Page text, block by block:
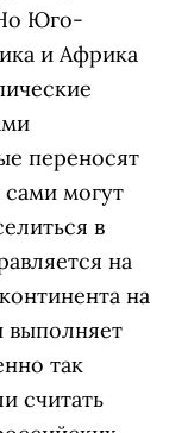
Но Юго-
и Африка
переносят
могут
в
на
на
выполняет
так
считать